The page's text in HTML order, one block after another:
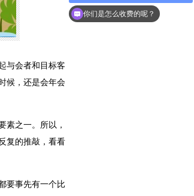
与会者和目标客
候，还是会年会
素之一。所以，
复的推敲，看看
要事先有一个比
你们是怎么收费的呢？